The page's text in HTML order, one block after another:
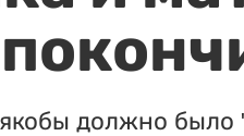
должно было